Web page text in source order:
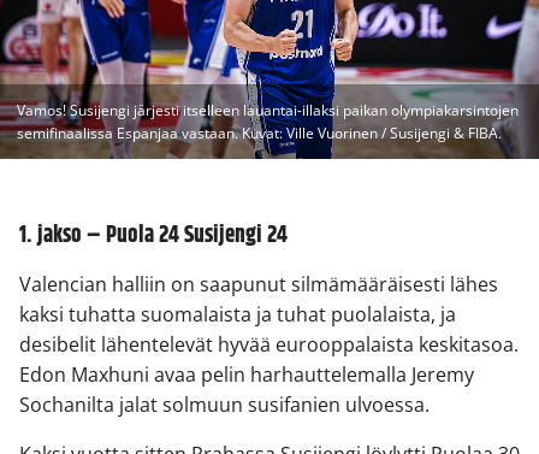
Vamos! Susijengi järjesti itselleen lauantai-illaksi paikan olympiakarsintojen
semifinaalissa Espanjaa vastaan. Kuvat: Ville Vuorinen / Susijengi & FIBA.
1. jakso – Puola 24 Susijengi 24
Valencian halliin on saapunut silmämääräisesti lähes
kaksi tuhatta suomalaista ja tuhat puolalaista, ja
desibelit lähentelevät hyvää eurooppalaista keskitasoa.
Edon Maxhuni avaa pelin harhauttelemalla Jeremy
Sochanilta jalat solmuun susifanien ulvoessa.